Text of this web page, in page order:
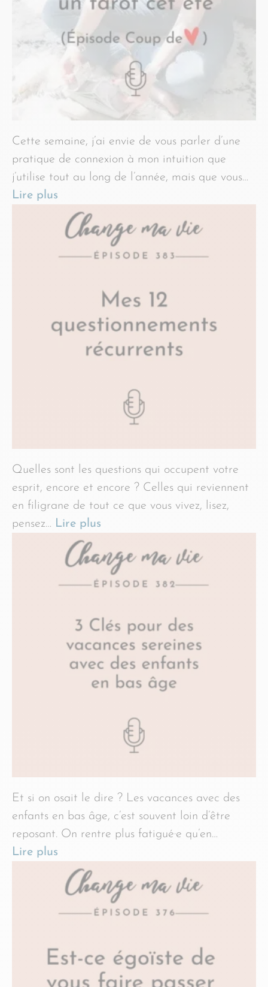
Cette semaine, j’ai envie de vous parler d’une
pratique de connexion à mon intuition que
j’utilise tout au long de l’année, mais que vous…
Lire plus
Quelles sont les questions qui occupent votre
esprit, encore et encore ? Celles qui reviennent
en filigrane de tout ce que vous vivez, lisez,
pensez… Lire plus
Et si on osait le dire ? Les vacances avec des
enfants en bas âge, c’est souvent loin d’être
reposant. On rentre plus fatigué·e qu’en…
Lire plus